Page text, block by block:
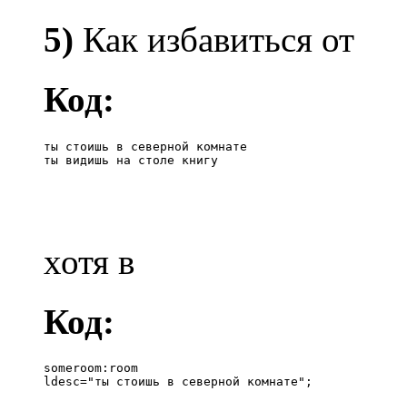
5) Как избавиться от
Код:
ты стоишь в северной комнате
ты видишь на столе книгу
хотя в
Код:
someroom:room
ldesc="ты стоишь в северной комнате";